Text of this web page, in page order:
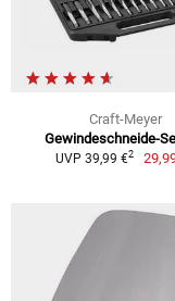
Craft-Meyer
Gewindeschneide-
UVP 39,99 €2